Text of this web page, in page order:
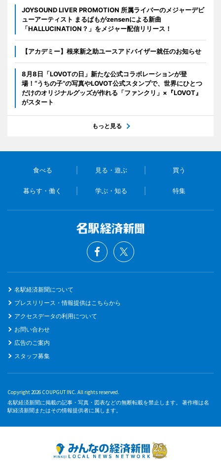
JOYSOUND LIVER PROMOTION 所属ライバーのメジャーデビ
ューアーティスト まるぱもがzensenによる新曲
「HALLUCINATION？」をメジャー配信リリース！
【アカデミー】根來新之助ユースアドバイザー就任のお知らせ
8月8日「LOVOTの日」新たな公式コラボレーションが登
場！“うちの子”の写真やLOVOT公式スタンプで、世界にひとつ
だけのオリジナルグッズが作れる「ファンクリ」×『LOVOT』
がスタート
もっと見る
食べる 見る・遊ぶ 買う
暮らす・働く 学ぶ・知る 特集
名駅経済新聞について
プレスリリース・情報提供はこちらから
アクセスデータの利用について
お問い合わせ
広告のご案内
スタッフ募集
Copyright 2026 COUPGUT INC. All rights reserved.
名駅経済新聞に掲載の記事・写真・図表などの無断転載を禁止します。 著作権は名
駅経済新聞またはその情報提供者に属します。